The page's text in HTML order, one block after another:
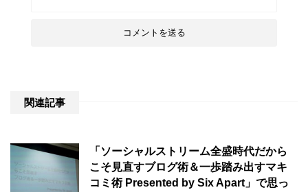
関連記事
「ソーシャルストリーム全盛時代だから
こそ見直すブログ術＆一歩踏み出すマキ
コミ術 Presented by Six Apart」で思っ